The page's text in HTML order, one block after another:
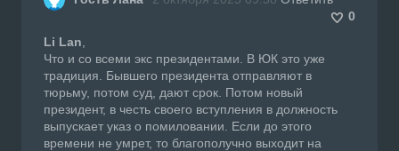
0
Li Lan
Что и со всеми экс президентами. В ЮК это уже
традиция. Бывшего президента отправляют в
тюрьму, потом суд, дают срок. Потом новый
президент, в честь своего вступления в должность
выпускает указ о помиловании. Если до этого
времени не умрет, то благополучно выходит на